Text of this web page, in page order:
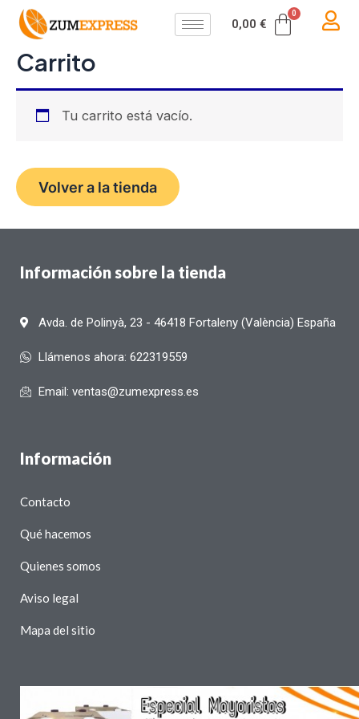
contenido
0,00 €
Carrito
Tu carrito está vacío.
Volver a la tienda
Información sobre la tienda
Avda. de Polinyà, 23 - 46418 Fortaleny (València) España
Llámenos ahora: 622319559
Email: ventas@zumexpress.es
Información
Contacto
Qué hacemos
Quienes somos
Aviso legal
Mapa del sitio